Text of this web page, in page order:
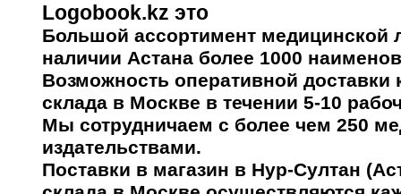
Logobook.kz это
Большой ассортимент медицинской
наличии Астана более 1000
Возможность оперативной доставки
склада в Москве в течении 5-10
Мы сотрудничаем с более чем 250
издательствами.
Поставки в магазин в Нур-Султан